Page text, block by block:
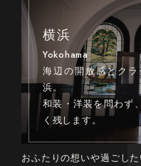
横浜
Yokohama
海辺の開放感とク
浜。
和装・洋装を問わず
く残します。
おふたりの想いや過ごし